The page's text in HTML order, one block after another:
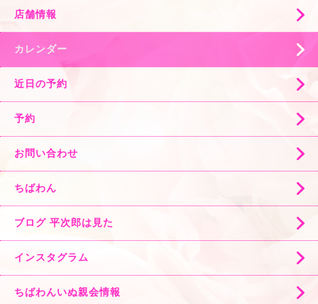
店舗情報
カレンダー
近日の予約
予約
お問い合わせ
ちばわん
ブログ 平次郎は見た
インスタグラム
ちばわんいぬ親会情報